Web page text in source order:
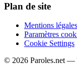
Plan de site
Mentions légales
Paramètres
Cookie Settings
© 2026 Paroles.net —